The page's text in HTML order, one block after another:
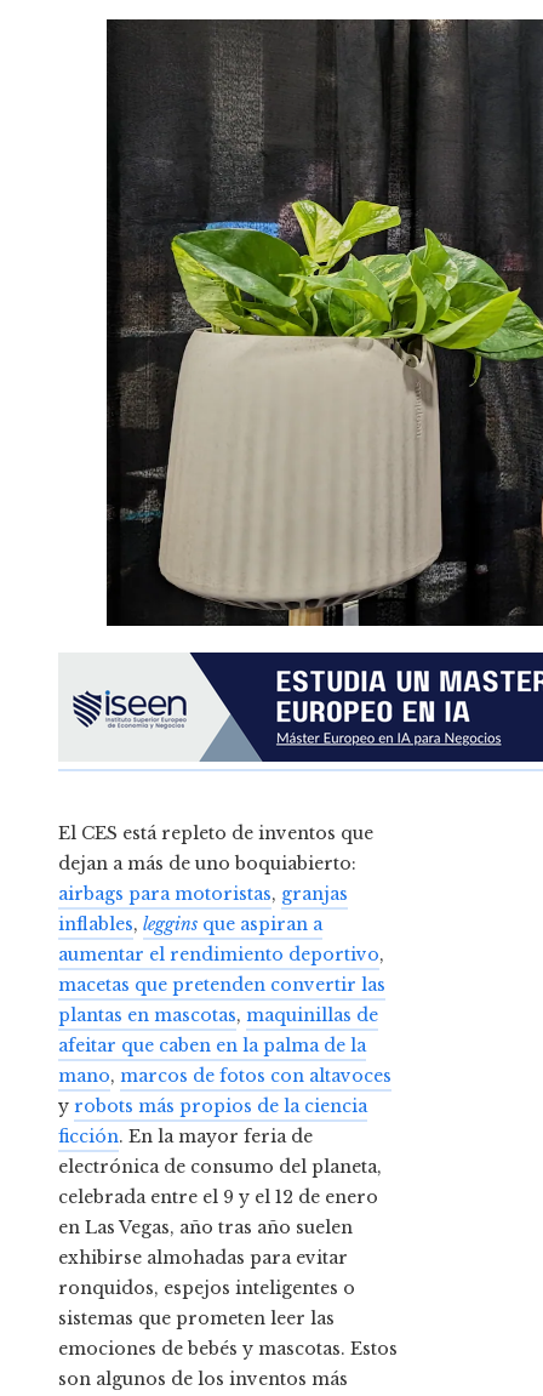
El CES está repleto de inventos que
dejan a más de uno boquiabierto:
airbags para motoristas, granjas
inflables, leggins que aspiran a
aumentar el rendimiento deportivo,
macetas que pretenden convertir las
plantas en mascotas, maquinillas de
afeitar que caben en la palma de la
mano, marcos de fotos con altavoces
y robots más propios de la ciencia
ficción. En la mayor feria de
electrónica de consumo del planeta,
celebrada entre el 9 y el 12 de enero
en Las Vegas, año tras año suelen
exhibirse almohadas para evitar
ronquidos, espejos inteligentes o
sistemas que prometen leer las
emociones de bebés y mascotas. Estos
son algunos de los inventos más